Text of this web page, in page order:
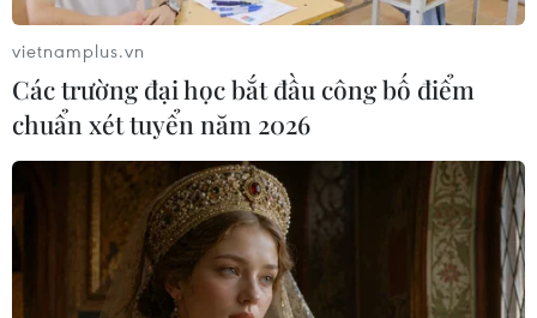
vietnamplus.vn
Các trường đại học bắt đầu công bố điểm
chuẩn xét tuyển năm 2026